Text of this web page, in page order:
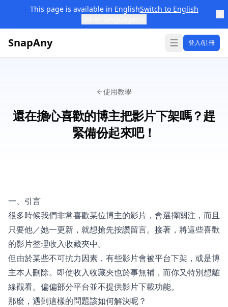
This page is available in EnglishSwitch to English
SnapAny 登入/註冊
使用教學
還在擔心喜歡的博主把影片下架嗎？趕
緊備份起來吧！
一、引言
很多時候我們非常喜歡某位博主的影片，會選擇關注，而且
只要他／她一更新，就想搶先按讚留言。接著，將這些喜歡
的影片整理收入收藏夾中。
但由於某些不可抗力因素，有些影片會被平台下架，或是博
主本人刪除。即使收入收藏夾也於事無補，而你又特別想離
線觀看。偏偏部分平台並不提供影片下載功能。
那麼，遇到這樣的問題該如何解決呢？